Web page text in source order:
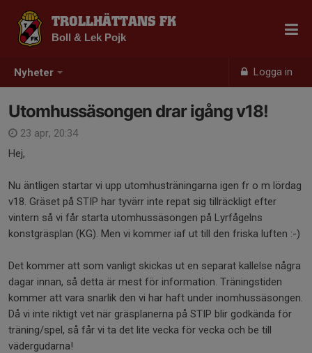
Nyheter Logga in
TROLLHÄTTANS FK
Boll & Lek Pojk
Utomhussäsongen drar igång v18!
23 apr, 20:34
Hej,
Nu äntligen startar vi upp utomhusträningarna igen fr o m lördag
v18. Gräset på STIP har tyvärr inte repat sig tillräckligt efter
vintern så vi får starta utomhussäsongen på Lyrfågelns
konstgräsplan (KG). Men vi kommer iaf ut till den friska luften :-)
Det kommer att som vanligt skickas ut en separat kallelse några
dagar innan, så detta är mest för information. Träningstiden
kommer att vara snarlik den vi har haft under inomhussäsongen.
Då vi inte riktigt vet när gräsplanerna på STIP blir godkända för
träning/spel, så får vi ta det lite vecka för vecka och be till
vädergudarna!